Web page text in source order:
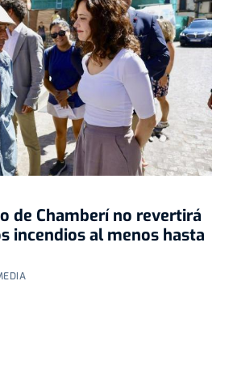
de Chamberí no revertirá
incendios al menos hasta